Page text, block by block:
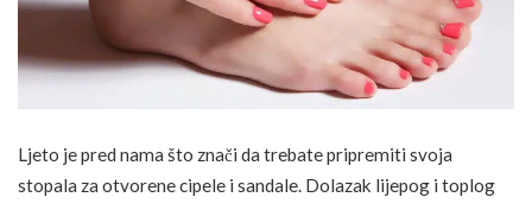
Ljeto je pred nama što znači da trebate pripremiti svoja
stopala za otvorene cipele i sandale. Dolazak lijepog i toplog